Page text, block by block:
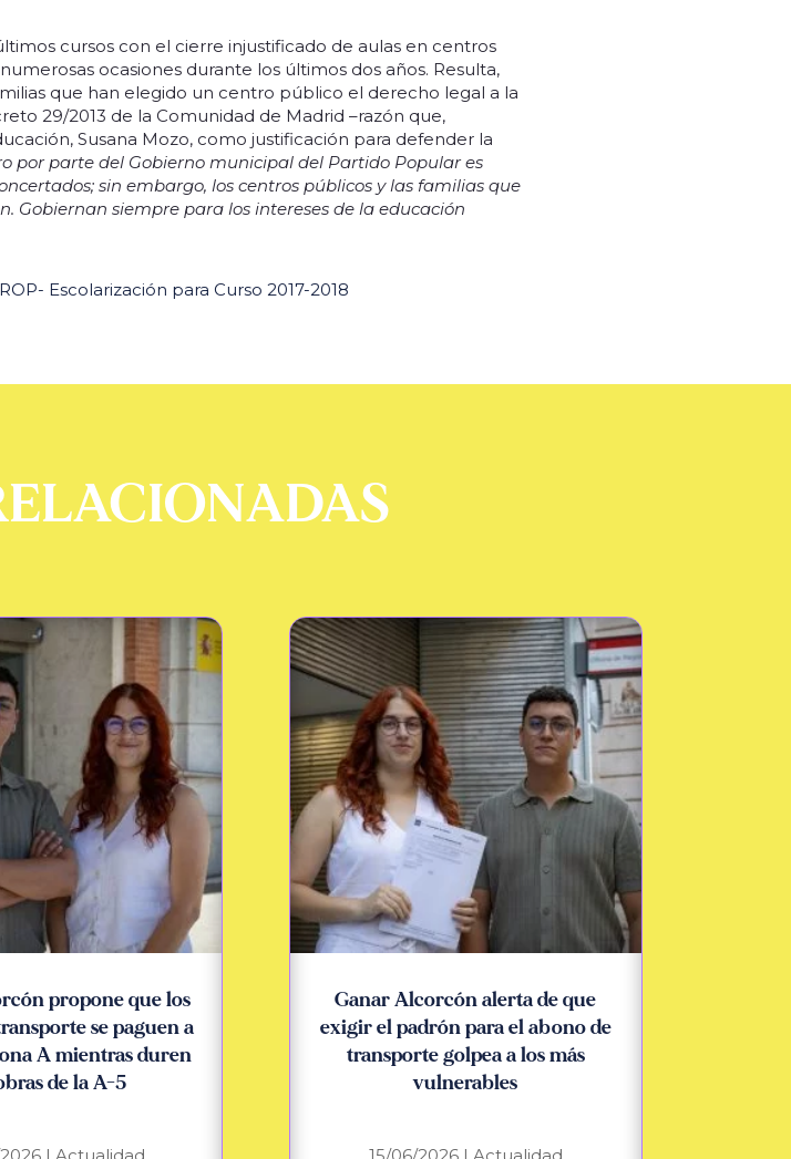
cursos con el cierre injustificado de aulas en centros
ocasiones durante los últimos dos años. Resulta,
que han elegido un centro público el derecho legal a la
29/2013 de la Comunidad de Madrid –razón que,
Susana Mozo, como justificación para defender la
por parte del Gobierno municipal del Partido Popular es
sin embargo, los centros públicos y las familias que
Gobiernan siempre para los intereses de la educación
Escolarización para Curso 2017-2018
propone que los
se paguen a
A mientras duren
de la A-5
Ganar Alcorcón alerta de que
exigir el padrón para el abono de
transporte golpea a los más
vulnerables